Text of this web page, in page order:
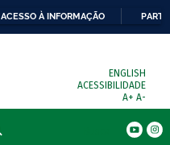
ACESSO À INFORMAÇÃO
ENGLISH
ACESSIBILIDADE
A+ A-